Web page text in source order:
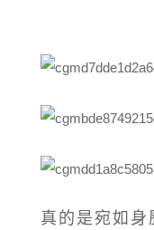
真的是宛如